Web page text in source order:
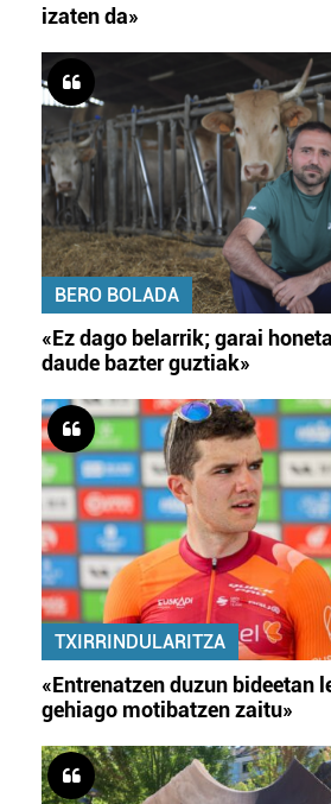
izaten da»
BERO BOLADA
«Ez dago belarrik; garai
daude bazter guztiak»
TXIRRINDULARITZA
«Entrenatzen duzun bideetan
gehiago motibatzen zaitu»